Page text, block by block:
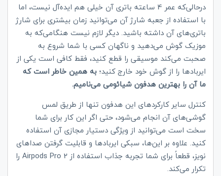
درحالی‌که عمر 4 ساعته باتری آن خیلی هم ایده‌آل نیست، اما
با استفاده از جعبه شارژ آن می‌توانید زمان بیشتری برای شارژ
باتری‌های آن داشته باشید. دیگر لازم نیست هنگامی‌که به
موزیک گوش می‌دهید و ناگهان کسی با شما شروع به
صحبت می‌کند موسیقی را قطع کنید، فقط کافی است یکی از
ایربادها را از گوش خود خارج کنید؛به همین خاطر است که
ما آن را بهترین هدفون شیائومی می‌نامیم.
کنترل سایر کارکردهای این هدفون تنها از طریق لمس
گوشی‌های آن انجام می‌شود، حتی اگر این کار برای شما
سخت است می‌توانید از ویژگی دستیار مجازی آن استفاده
کنید. علاوه بر این‌ها، سبکی ایربادها و قابلیت گرفتن صداهای
نویز، قطعاً برای شما تجربه جذاب استفاده از Airpods Pro 2 را
تکرار می‌کند.